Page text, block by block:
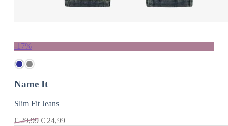
-17%
Name It
Slim Fit Jeans
€29,99 € 24,99